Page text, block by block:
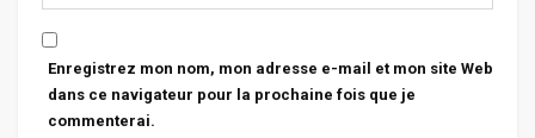
Enregistrez mon nom, mon adresse e-mail et mon site Web
dans ce navigateur pour la prochaine fois que je
commenterai.